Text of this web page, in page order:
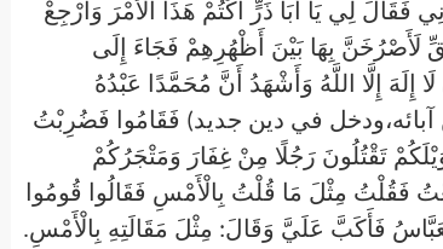
لِي يَا أَبَا ذَرٍّ اكْتُمْ هَذَا الْأَمْرَ وَارْجِعْ
لَأَصْرُخَنَّ بِهَا بَيْنَ أَظْهُرِهِمْ فَجَاءَ إِلَى
إِلَّا اللَّهُ وَأَشْهَدُ أَنَّ مُحَمَّدًا عَبْدُهُ
في دين جديد) فَقَامُوا فَضُرِبْتُ
تَقْتُلُونَ رَجُلًا مِنْ غِفَارَ وَمَتْجَرُكُمْ
فَقُلْتُ مِثْلَ مَا قُلْتُ بِالْأَمْسِ فَقَالُوا قُومُوا
فَأَكَبَّ عَلَيَّ وَقَالَ: مِثْلَ مَقَالَتِهِ بِالْأَمْسِ.